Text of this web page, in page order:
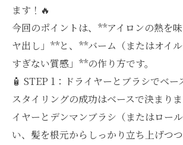
ます！🔥
今回のポイントは、**アイロンの熱を
ヤ出し」**と、**バーム（またはオイ
すぎない質感」**の作り方です。
🧴 STEP 1：ドライヤーとブラシでベー
スタイリングの成功はベースで決まり
イヤーとデンマンブラシ（またはロー
い、髪を根元からしっかり立ち上げつ